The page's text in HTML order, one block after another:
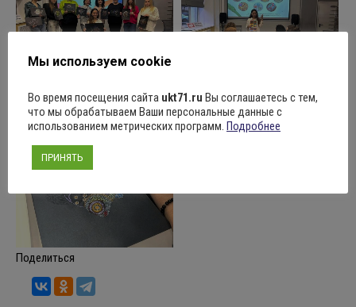
Поделиться
Мы используем cookie
Во время посещения сайта ukt71.ru Вы соглашаетесь с тем,
что мы обрабатываем Ваши персональные данные с
использованием метрических программ. Подробнее
ПРИНЯТЬ